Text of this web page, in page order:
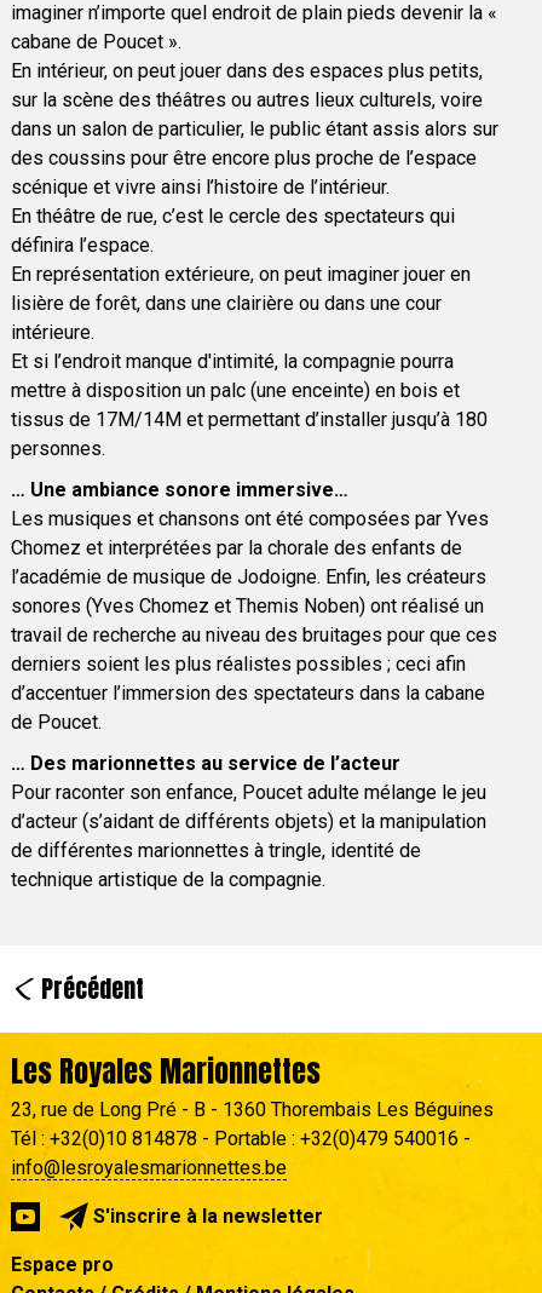
imaginer n’importe quel endroit de plain pieds devenir la «
cabane de Poucet ».
En intérieur, on peut jouer dans des espaces plus petits,
sur la scène des théâtres ou autres lieux culturels, voire
dans un salon de particulier, le public étant assis alors sur
des coussins pour être encore plus proche de l’espace
scénique et vivre ainsi l’histoire de l’intérieur.
En théâtre de rue, c’est le cercle des spectateurs qui
définira l’espace.
En représentation extérieure, on peut imaginer jouer en
lisière de forêt, dans une clairière ou dans une cour
intérieure.
Et si l’endroit manque d'intimité, la compagnie pourra
mettre à disposition un palc (une enceinte) en bois et
tissus de 17M/14M et permettant d’installer jusqu’à 180
personnes.
… Une ambiance sonore immersive…
Les musiques et chansons ont été composées par Yves
Chomez et interprétées par la chorale des enfants de
l’académie de musique de Jodoigne. Enfin, les créateurs
sonores (Yves Chomez et Themis Noben) ont réalisé un
travail de recherche au niveau des bruitages pour que ces
derniers soient les plus réalistes possibles ; ceci afin
d’accentuer l’immersion des spectateurs dans la cabane
de Poucet.
… Des marionnettes au service de l’acteur
Pour raconter son enfance, Poucet adulte mélange le jeu
d’acteur (s’aidant de différents objets) et la manipulation
de différentes marionnettes à tringle, identité de
technique artistique de la compagnie.
< Précédent
Les Royales Marionnettes
23, rue de Long Pré - B - 1360 Thorembais Les Béguines
Tél : +32(0)10 814878 - Portable : +32(0)479 540016 -
info@lesroyalesmarionnettes.be
S'inscrire à la newsletter
Espace pro